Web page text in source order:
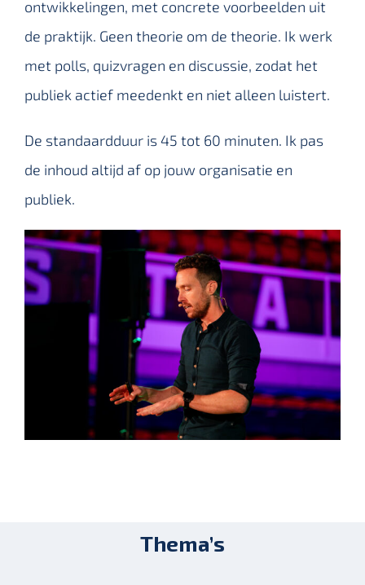
ontwikkelingen, met concrete voorbeelden uit
de praktijk. Geen theorie om de theorie. Ik werk
met polls, quizvragen en discussie, zodat het
publiek actief meedenkt en niet alleen luistert.
De standaardduur is 45 tot 60 minuten. Ik pas
de inhoud altijd af op jouw organisatie en
publiek.
Thema’s